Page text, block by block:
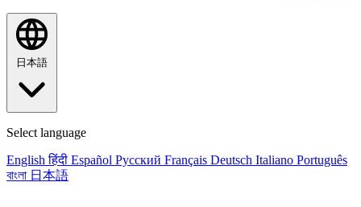
日本語
Select language
English हिंदी Español Русский Français Deutsch Italiano Português
বাংলা 日本語